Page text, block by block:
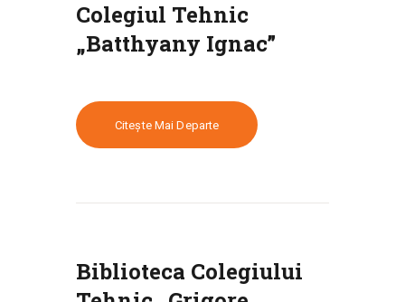
Colegiul Tehnic
„Batthyany Ignac”
Citește Mai Departe
Biblioteca Colegiului